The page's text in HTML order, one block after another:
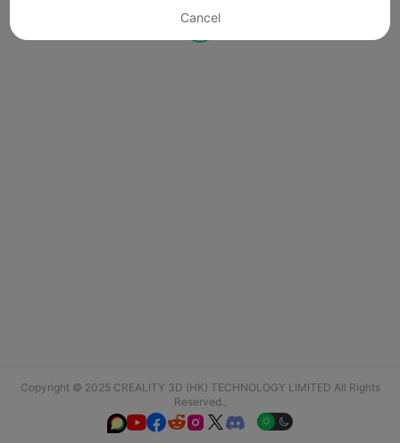
Copyright © 2025 CREALITY 3D (HK) TECHNOLOGY LIMITED All Rights
Reserved.,
  
Cancel